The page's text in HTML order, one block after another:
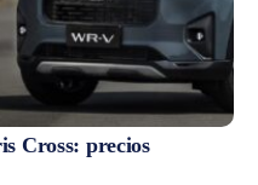
Cross: precios